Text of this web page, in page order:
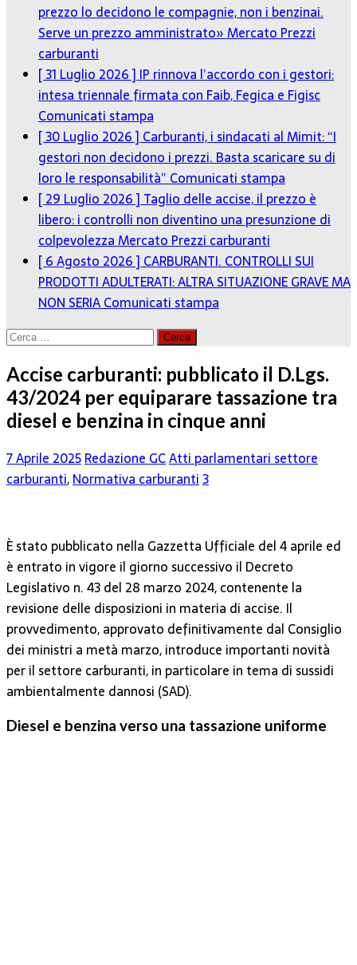
prezzo lo decidono le compagnie, non i benzinai.
Serve un prezzo amministrato»Mercato Prezzi
carburanti
[ 31 Luglio 2026 ]IP rinnova l’accordo con i gestori:
intesa triennale firmata con Faib, Fegica e Figisc
Comunicati stampa
[ 30 Luglio 2026 ]Carburanti, i sindacati al Mimit: “I
gestori non decidono i prezzi. Basta scaricare su di
loro le responsabilità”Comunicati stampa
[ 29 Luglio 2026 ]Taglio delle accise, il prezzo è
libero: i controlli non diventino una presunzione di
colpevolezzaMercato Prezzi carburanti
[ 6 Agosto 2026 ]CARBURANTI. CONTROLLI SUI
PRODOTTI ADULTERATI: ALTRA SITUAZIONE GRAVE MA
NON SERIAComunicati stampa
Ricerca
Accise carburanti: pubblicato il D.Lgs.
43/2024 per equiparare tassazione tra
diesel e benzina in cinque anni
7 Aprile 2025Redazione GCAtti parlamentari settore
carburanti,Normativa carburanti3
È stato pubblicato nella Gazzetta Ufficiale del 4 aprile ed
è entrato in vigore il giorno successivo il Decreto
Legislativo n. 43 del 28 marzo 2024, contenente la
revisione delle disposizioni in materia di accise. Il
provvedimento, approvato definitivamente dal Consiglio
dei ministri a metà marzo, introduce importanti novità
per il settore carburanti, in particolare in tema di sussidi
ambientalmente dannosi (SAD).
Diesel e benzina verso una tassazione uniforme